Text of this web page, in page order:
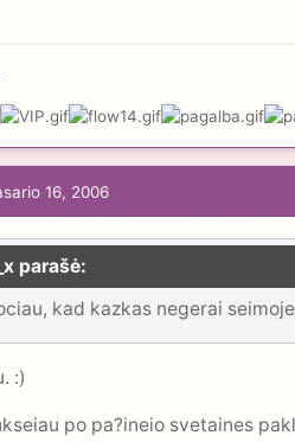
16, 2006
parašė:
kad kazkas negerai
:)
po pa?ineio svetaines